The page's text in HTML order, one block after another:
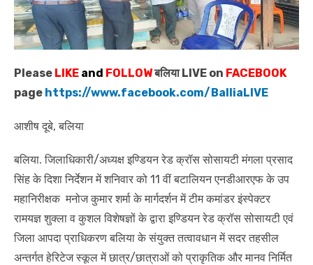
Please LIKE and FOLLOWबलिया LIVE on FACEBOOK
page https://www.facebook.com/BalliaLIVE
आशीष दूबे, बलिया
बलिया. जिलाधिकारी/अध्यक्ष इण्डियन रेड क्रॉस सोसायटी मंगला प्रसाद
सिंह के दिशा निर्देशन में शनिवार को 11 वीं बटालियन एनडीआरएफ के उप
महानिरीक्षक मनोज कुमार शर्मा के मार्गदर्शन में टीम कमांडर इंस्पेक्टर
रामयज्ञ शुक्ला व कुशल विशेषज्ञों के द्वारा इण्डियन रेड क्रॉस सोसायटी एवं
जिला आपदा प्राधिकरण बलिया के संयुक्त तत्वावधान में सदर तहसील
अन्तर्गत हेरिटेज स्कूल में छात्र/छात्राओं को प्राकृतिक और मानव निर्मित